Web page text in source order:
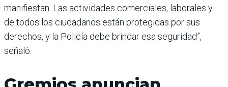
manifiestan. Las actividades comerciales, laborales y
de todos los ciudadanos están protegidas por sus
derechos, y la Policía debe brindar esa seguridad”,
señaló.